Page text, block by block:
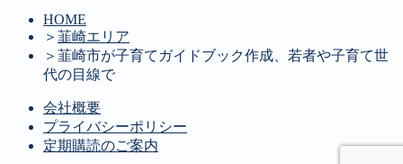
HOME
＞ 韮崎エリア
＞ 韮崎市が子育てガイドブック作成、若者や子育て世
代の目線で
会社概要
プライバシーポリシー
定期購読のご案内